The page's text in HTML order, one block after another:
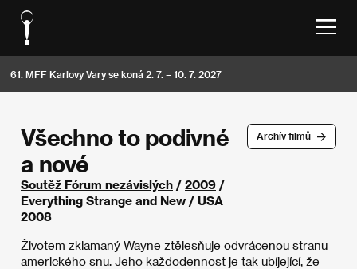
61. MFF Karlovy Vary se koná 2. 7. – 10. 7. 2027
Archív filmů
Všechno to podivné
a nové
Soutěž Fórum nezávislých / 2009 /
Everything Strange and New / USA
2008
Životem zklamaný Wayne ztělesňuje odvrácenou stranu
amerického snu. Jeho každodennost je tak ubíjející, že